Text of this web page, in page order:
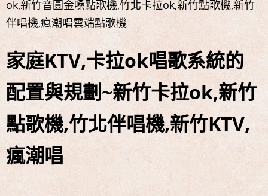
名展音響 2016年 AV 環繞擴大機 ATMOS / DTS:X 雙規機
名展音響 歐洲第一品牌 FIBARO 環控系統 現場展示 熱售
中!!!
名展音響 最新Dolby ATMOS 7.2.4 全景聲11聲道現場展示
試聽
ok,新竹音圓金嗓點歌機,竹北卡拉ok,新竹點歌機,新竹
伴唱機,瘋潮唱雲端點歌機
家庭KTV,卡拉ok唱歌系統的
配置與規劃~新竹卡拉ok,新竹
點歌機,竹北伴唱機,新竹KTV,
瘋潮唱